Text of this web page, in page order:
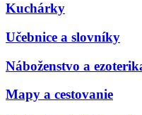
Kuchárky
Učebnice a slovníky
Náboženstvo a
Mapy a cestovanie